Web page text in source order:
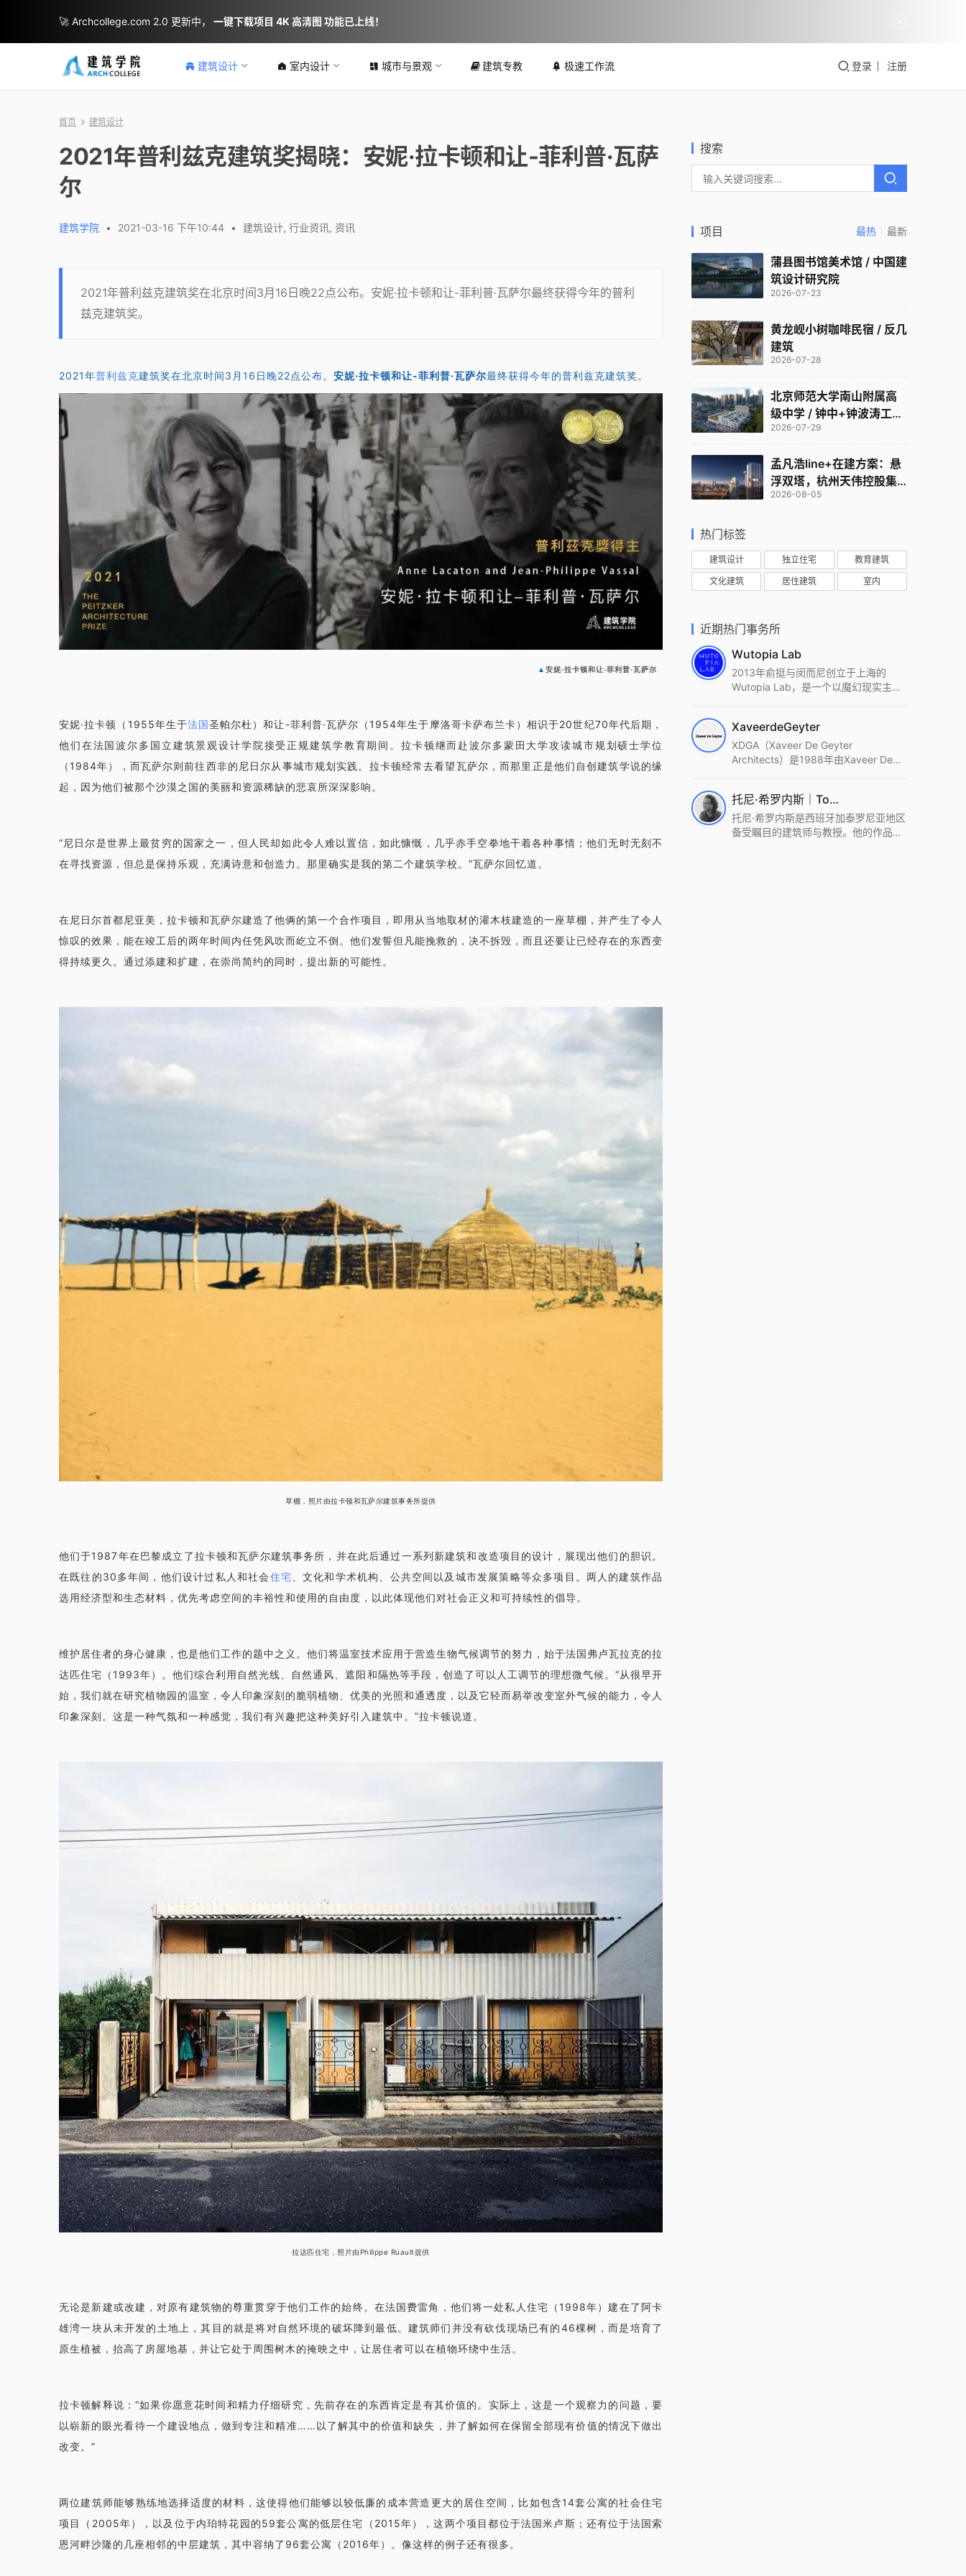
建筑设计 室内设计 城市与景观 建筑专教 极速工作流 登录 注册
首页 建筑设计
2021年普利兹克建筑奖揭晓：安妮·拉卡顿和让-菲利普·瓦萨
尔
建筑学院 • 2021-03-16 下午10:44 • 建筑设计, 行业资讯, 资讯
2021年普利兹克建筑奖在北京时间3月16日晚22点公布。安妮·拉卡顿和让-菲利普·瓦萨尔最终获得今年的普利
兹克建筑奖。
2021年普利兹克建筑奖在北京时间3月16日晚22点公布。 安妮·拉卡顿和让-菲利普·瓦萨尔最终获得今年的普利兹克建筑奖。
▲ 安妮·拉卡顿和让-菲利普·瓦萨尔
安妮·拉卡顿（1955年生于法国圣帕尔杜）和让-菲利普·瓦萨尔（1954年生于摩洛哥卡萨布兰卡）相识于20世纪70年代后期，
他们在法国波尔多国立建筑景观设计学院接受正规建筑学教育期间。拉卡顿继而赴波尔多蒙田大学攻读城市规划硕士学位
（1984年），而瓦萨尔则前往西非的尼日尔从事城市规划实践。拉卡顿经常去看望瓦萨尔，而那里正是他们自创建筑学说的缘
起，因为他们被那个沙漠之国的美丽和资源稀缺的悲哀所深深影响。
“尼日尔是世界上最贫穷的国家之一，但人民却如此令人难以置信，如此慷慨，几乎赤手空拳地干着各种事情；他们无时无刻不
在寻找资源，但总是保持乐观，充满诗意和创造力。那里确实是我的第二个建筑学校。”瓦萨尔回忆道。
在尼日尔首都尼亚美，拉卡顿和瓦萨尔建造了他俩的第一个合作项目，即用从当地取材的灌木枝建造的一座草棚，并产生了令人
惊叹的效果，能在竣工后的两年时间内任凭风吹而屹立不倒。他们发誓但凡能挽救的，决不拆毁，而且还要让已经存在的东西变
得持续更久。通过添建和扩建，在崇尚简约的同时，提出新的可能性。
草棚，照片由拉卡顿和瓦萨尔建筑事务所提供
他们于1987年在巴黎成立了拉卡顿和瓦萨尔建筑事务所，并在此后通过一系列新建筑和改造项目的设计，展现出他们的胆识。
在既往的30多年间，他们设计过私人和社会住宅 、文化和学术机构、公共空间以及城市发展策略等众多项目。两人的建筑作品
选用经济型和生态材料，优先考虑空间的丰裕性和使用的自由度，以此体现他们对社会正义和可持续性的倡导。
维护居住者的身心健康，也是他们工作的题中之义。他们将温室技术应用于营造生物气候调节的努力，始于法国弗卢瓦拉克的拉
达匹住宅（1993年）。他们综合利用自然光线、自然通风、遮阳和隔热等手段，创造了可以人工调节的理想微气候。“从很早开
始，我们就在研究植物园的温室，令人印象深刻的脆弱植物、优美的光照和通透度，以及它轻而易举改变室外气候的能力，令人
印象深刻。这是一种气氛和一种感觉，我们有兴趣把这种美好引入建筑中。”拉卡顿说道。
拉达匹住宅，照片由Philippe Ruault提供
无论是新建或改建，对原有建筑物的尊重贯穿于他们工作的始终。在法国费雷角，他们将一处私人住宅（1998年）建在了阿卡
雄湾一块从未开发的土地上，其目的就是将对自然环境的破坏降到最低。建筑师们并没有砍伐现场已有的46棵树，而是培育了
原生植被，抬高了房屋地基，并让它处于周围树木的掩映之中，让居住者可以在植物环绕中生活。
拉卡顿解释说：“如果你愿意花时间和精力仔细研究，先前存在的东西肯定是有其价值的。实际上，这是一个观察力的问题，要
以崭新的眼光看待一个建设地点，做到专注和精准……以了解其中的价值和缺失，并了解如何在保留全部现有价值的情况下做出
改变。”
两位建筑师能够熟练地选择适度的材料，这使得他们能够以较低廉的成本营造更大的居住空间，比如包含14套公寓的社会住宅
项目（2005年），以及位于内珀特花园的59套公寓的低层住宅（2015年），这两个项目都位于法国米卢斯；还有位于法国索
恩河畔沙隆的几座相邻的中层建筑，其中容纳了96套公寓（2016年）。像这样的例子还有很多。
搜索
项目 最热 最新
蒲县图书馆美术馆 / 中国建
筑设计研究院
2026-07-23
黄龙岘小树咖啡民宿 / 反几
建筑
2026-07-28
北京师范大学南山附属高
级中学 / 钟中+钟波涛工作
室
2026-07-29
孟凡浩line+在建方案：悬
浮双塔，杭州天伟控股集
团总部
2026-08-05
热门标签
建筑设计 独立住宅 教育建筑
文化建筑 居住建筑 室内
近期热门事务所
Wutopia Lab
2013年俞挺与闵而尼创立于上海的
Wutopia Lab，是一个以魔幻现实主
统这种新的思维范式为基础，以上海性
和生活性为介入设计的原点，以建筑为
工具，从而推动建筑学和社会学进步。
2022 DFA中获Merit,2021 Architizer
A+ Firm Awards中获Special
Mention：Best Young Firm，2020 IF
XaveerdeGeyter
XDGA（Xaveer De Geyter
Architects）是1988年由Xaveer De
进的设计方法、多元的专业团队和国际
化的作品著称，曾获密斯·凡·德罗奖、
Bigmat奖等多项重要奖项。XDGA主张
托尼·希罗内斯｜Toni Gironès
托尼·希罗内斯是西班牙加泰罗尼亚地区
备受瞩目的建筑师与教授。他的作品深
🚀 Archcollege.com 2.0 更新中， 一键下载项目 4K 高清图 功能已上线！